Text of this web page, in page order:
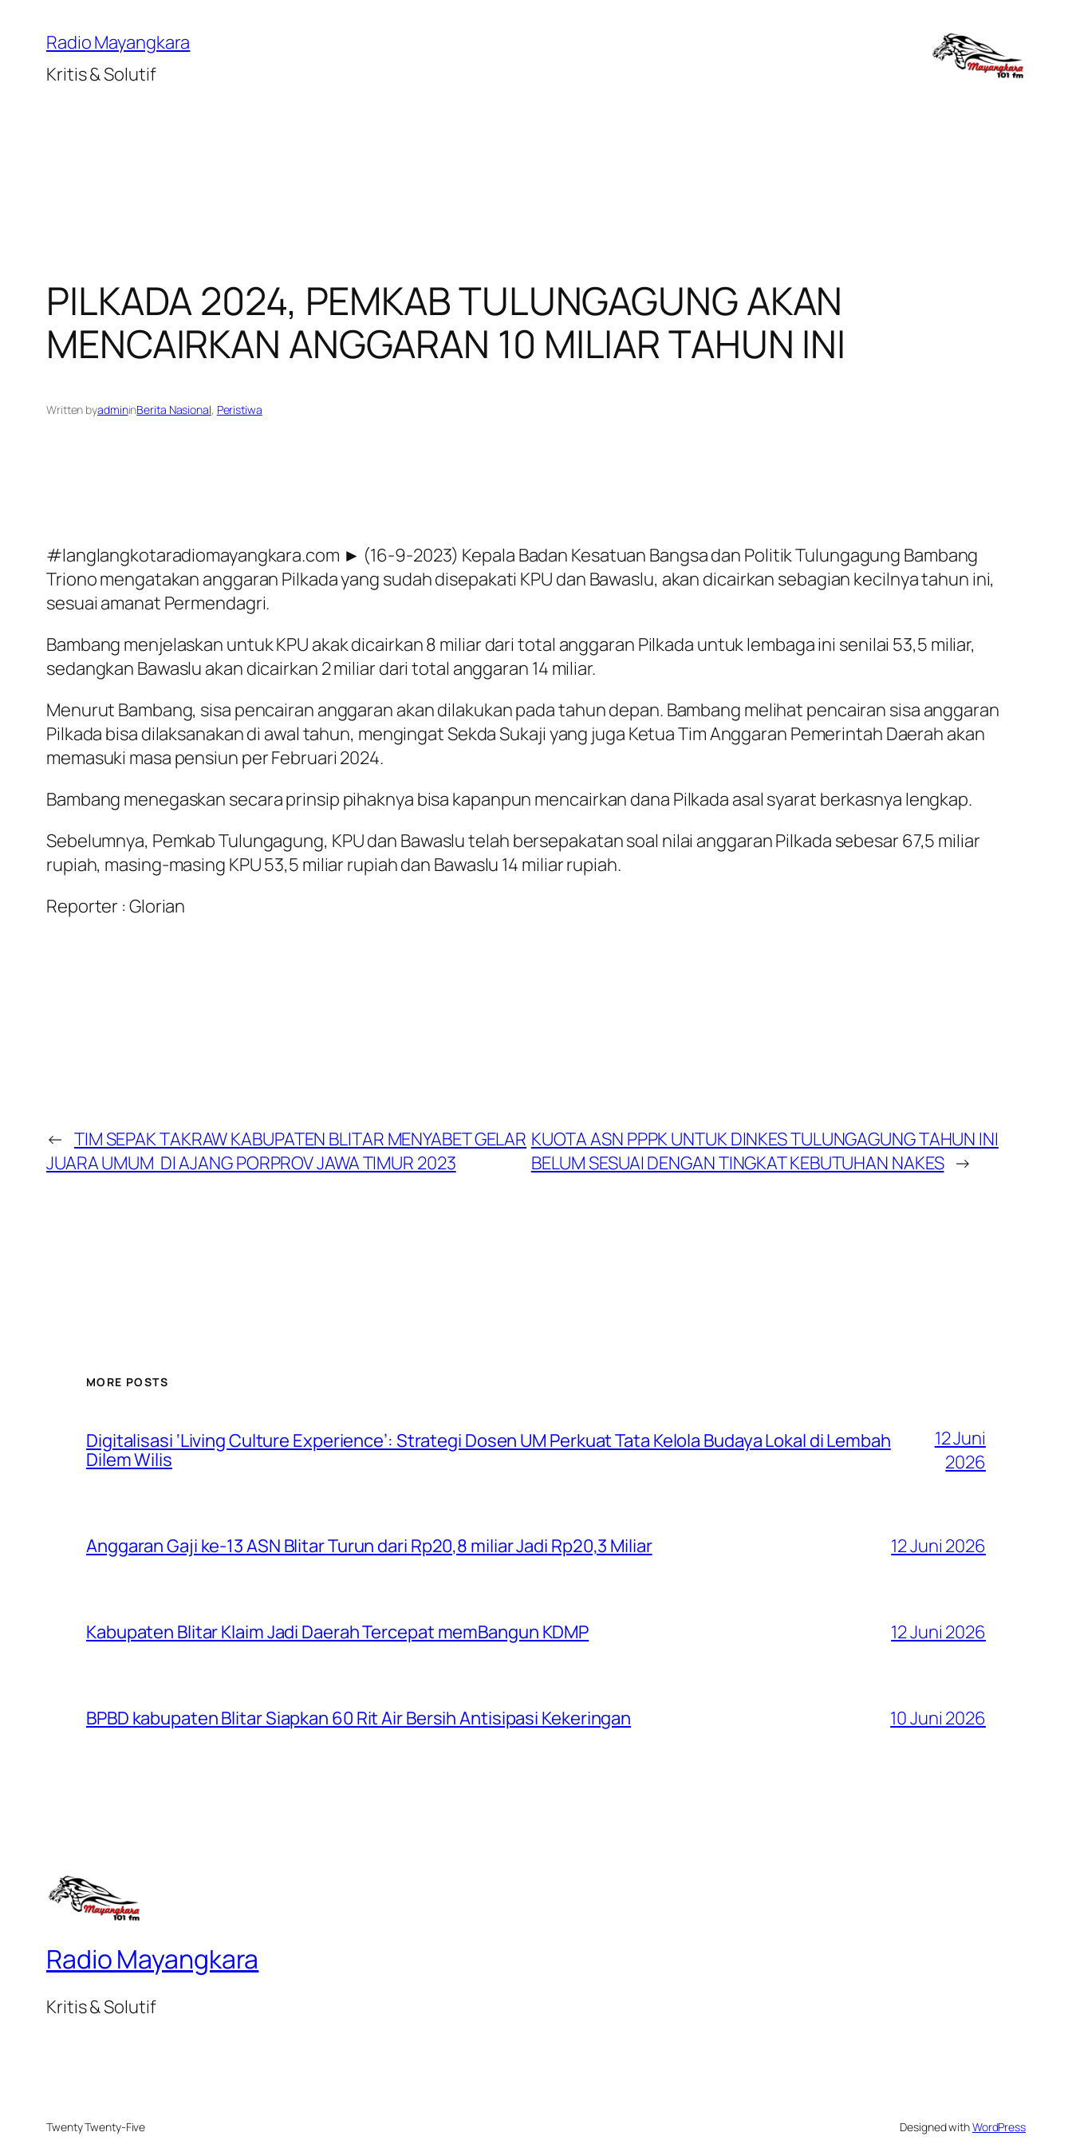
konten
Radio Mayangkara
Kritis & Solutif
PILKADA 2024, PEMKAB TULUNGAGUNG AKAN
MENCAIRKAN ANGGARAN 10 MILIAR TAHUN INI
Written byadmininBerita Nasional, Peristiwa
#langlangkotaradiomayangkara.com ► (16-9-2023) Kepala Badan Kesatuan Bangsa dan Politik Tulungagung Bambang
Triono mengatakan anggaran Pilkada yang sudah disepakati KPU dan Bawaslu, akan dicairkan sebagian kecilnya tahun ini,
sesuai amanat Permendagri.
Bambang menjelaskan untuk KPU akak dicairkan 8 miliar dari total anggaran Pilkada untuk lembaga ini senilai 53,5 miliar,
sedangkan Bawaslu akan dicairkan 2 miliar dari total anggaran 14 miliar.
Menurut Bambang, sisa pencairan anggaran akan dilakukan pada tahun depan. Bambang melihat pencairan sisa anggaran
Pilkada bisa dilaksanakan di awal tahun, mengingat Sekda Sukaji yang juga Ketua Tim Anggaran Pemerintah Daerah akan
memasuki masa pensiun per Februari 2024.
Bambang menegaskan secara prinsip pihaknya bisa kapanpun mencairkan dana Pilkada asal syarat berkasnya lengkap.
Sebelumnya, Pemkab Tulungagung, KPU dan Bawaslu telah bersepakatan soal nilai anggaran Pilkada sebesar 67,5 miliar
rupiah, masing-masing KPU 53,5 miliar rupiah dan Bawaslu 14 miliar rupiah.
Reporter : Glorian
← TIM SEPAK TAKRAW KABUPATEN BLITAR MENYABET GELAR
JUARA UMUM DI AJANG PORPROV JAWA TIMUR 2023
KUOTA ASN PPPK UNTUK DINKES TULUNGAGUNG TAHUN INI
BELUM SESUAI DENGAN TINGKAT KEBUTUHAN NAKES →
MORE POSTS
Digitalisasi ‘Living Culture Experience’: Strategi Dosen UM Perkuat Tata Kelola Budaya Lokal di Lembah
Dilem Wilis
12 Juni
2026
Anggaran Gaji ke-13 ASN Blitar Turun dari Rp20,8 miliar Jadi Rp20,3 Miliar 12 Juni 2026
Kabupaten Blitar Klaim Jadi Daerah Tercepat memBangun KDMP 12 Juni 2026
BPBD kabupaten Blitar Siapkan 60 Rit Air Bersih Antisipasi Kekeringan 10 Juni 2026
Radio Mayangkara
Kritis & Solutif
Twenty Twenty-Five Designed withWordPress